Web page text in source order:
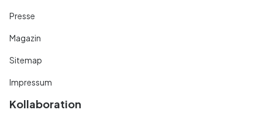
Presse
Magazin
Sitemap
Impressum
Kollaboration